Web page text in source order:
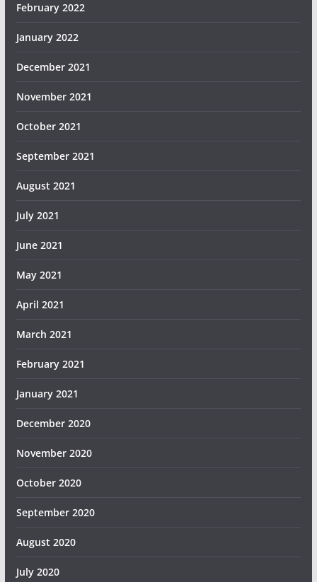
February 2022
January 2022
December 2021
November 2021
October 2021
September 2021
August 2021
July 2021
June 2021
May 2021
April 2021
March 2021
February 2021
January 2021
December 2020
November 2020
October 2020
September 2020
August 2020
July 2020